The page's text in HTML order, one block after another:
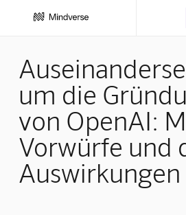
um die
von OpenAI:
Vorwürfe und
Auswirkungen